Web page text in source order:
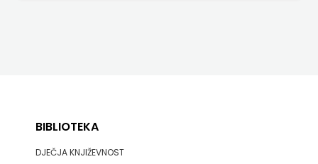
BIBLIOTEKA
DJEČJA KNJIŽEVNOST